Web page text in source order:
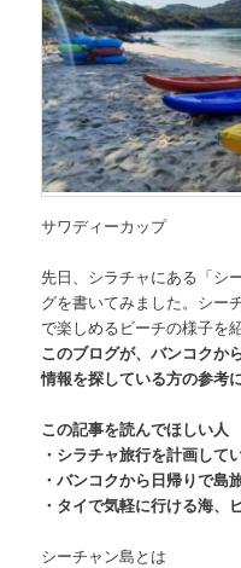
サワディーカップ
先日、 シラチャにある「シ
グを書いてみました。シー
で楽しめるビーチの様子を
このブログが、バンコクか
情報を探している方の参考
この記事を読んでほしい人
・シラチャ旅行を計画して
・バンコクから日帰りで島
・タイで気軽に行ける海、
シーチャン島とは